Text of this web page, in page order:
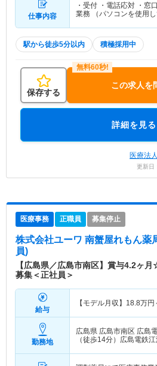
仕事内容
・受付 ・電話応対 ・窓
業務 （パソコンを使用
駅から徒歩5分以内 積極採用中
保存する
この求人を
詳細を見る
医療法
更新
医療事務 正職員 募集停止
株式会社ユーワ 南蟹屋れもん薬
員)
【広島県／広島市南区】賞与4.2ヶ
募集＜正社員＞
給与
【モデル月収】 18.8万円
勤務地
広島県 広島市南区 広島
（徒歩14分）広島電鉄